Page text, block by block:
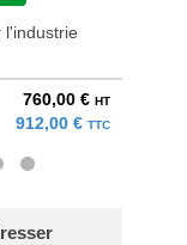
l'industrie
760,00 € HT
912,00 € TTC